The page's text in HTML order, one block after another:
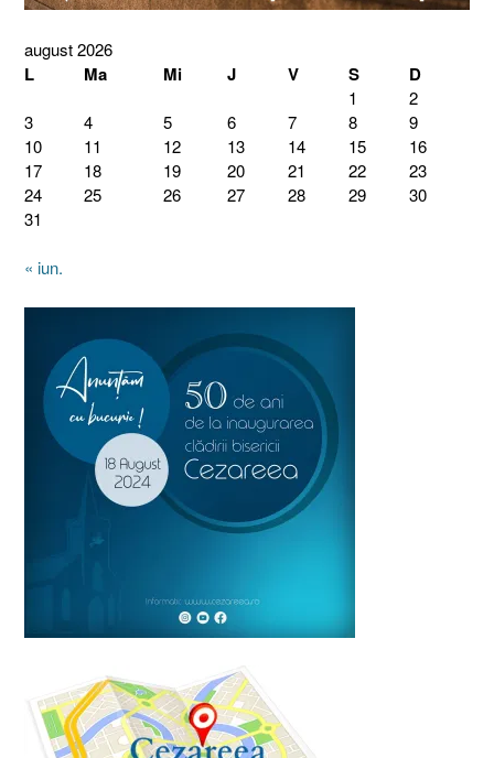
august 2026
L Ma Mi J V S D
1
2
3
4 5 6 7 8
9
10
11 12 13 14 15
16
17
18 19 20 21 22
23
24
25 26 27 28 29
30
31
« iun.